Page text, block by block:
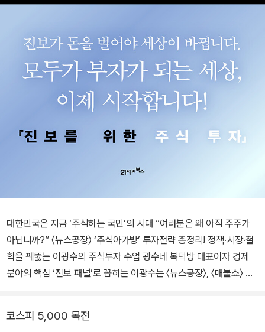
대한민국은 지금 ‘주식하는 국민’의 시대 “여러분은 왜 아직 주주가
아닙니까?” 〈뉴스공장〉 ‘주식아가방’ 투자전략 총정리! 정책·시장·철
학을 꿰뚫는 이광수의 주식투자 수업 광수네 복덕방 대표이자 경제
분야의 핵심 ‘진보 패널’로 꼽히는 이광수는 〈뉴스공장〉, 〈매불쇼〉 등
의 주인이 되고 구조적 변화를 이끄는 힘으로서의 투자를 강조해왔
코스피 5,000 목전